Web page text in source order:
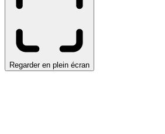
Regarder en plein écran